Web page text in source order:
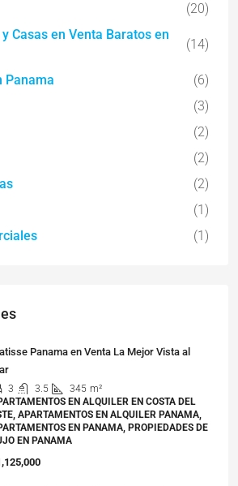
(20)
Casas en Venta Baratos en
(14)
Panama
(6)
(3)
(2)
(2)
(2)
(1)
(1)
Panama en Venta La Mejor Vista al
3 3.5 345 m²
EN ALQUILER EN COSTA DEL
APARTAMENTOS EN ALQUILER PANAMA,
EN PANAMA, PROPIEDADES DE
EN PANAMA